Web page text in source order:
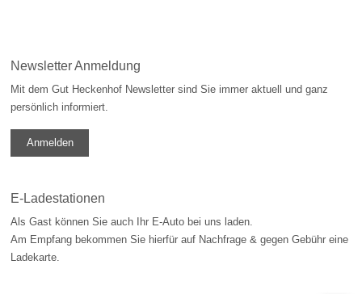
Newsletter Anmeldung
Mit dem Gut Heckenhof Newsletter sind Sie immer aktuell und ganz
persönlich informiert.
Anmelden
E-Ladestationen
Als Gast können Sie auch Ihr E-Auto bei uns laden.
Am Empfang bekommen Sie hierfür auf Nachfrage & gegen Gebühr eine
Ladekarte.